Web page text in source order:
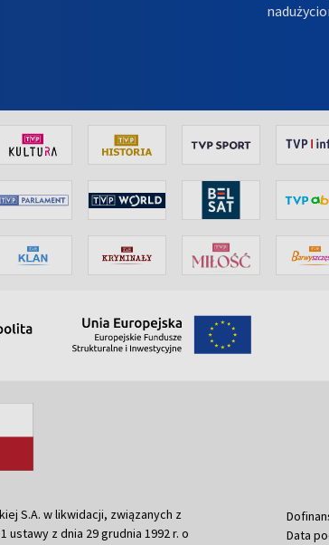
S.A. w likwidacji, związanych z
z dnia 29 grudnia 1992 r. o
Data